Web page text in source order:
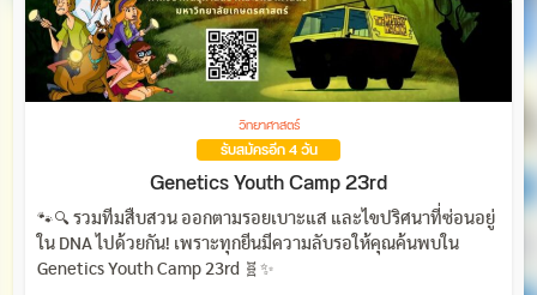
วิทยาศาสตร์
รับสมัครอีก 4 วัน
Genetics Youth Camp 23rd
🐾🔍 รวมทีมสืบสวน ออกตามรอยเบาะแส และไขปริศนาที่ซ่อนอยู่
ใน DNA ไปด้วยกัน! เพราะทุกยีนมีความลับรอให้คุณค้นพบใน
Genetics Youth Camp 23rd 🧬✨